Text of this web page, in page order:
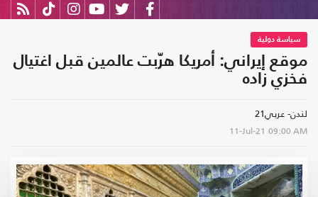
سياسة دولية
موقع إيراني: أمريكا هرّبت عالمين قبل اغتيال
فخزي زاده
لندن- عربي21
11-Jul-21 09:00 AM